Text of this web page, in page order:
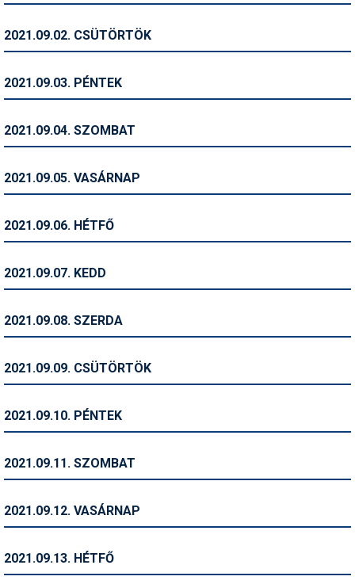
Ingatlan
Kerékpár
Magazinok
Pályázatok
Síbérletárak
Sífelszerelés
2021.09.02. CSÜTÖRTÖK
2021.09.03. PÉNTEK
2021.09.04. SZOMBAT
2021.09.05. VASÁRNAP
2021.09.06. HÉTFŐ
2021.09.07. KEDD
2021.09.08. SZERDA
2021.09.09. CSÜTÖRTÖK
2021.09.10. PÉNTEK
2021.09.11. SZOMBAT
2021.09.12. VASÁRNAP
2021.09.13. HÉTFŐ